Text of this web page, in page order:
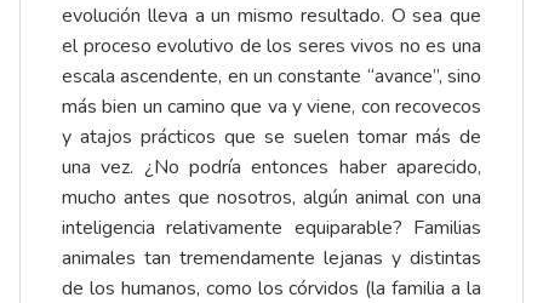
evolución lleva a un mismo resultado. O sea que
el proceso evolutivo de los seres vivos no es una
escala ascendente, en un constante “avance”, sino
más bien un camino que va y viene, con recovecos
y atajos prácticos que se suelen tomar más de
una vez. ¿No podría entonces haber aparecido,
mucho antes que nosotros, algún animal con una
inteligencia relativamente equiparable? Familias
animales tan tremendamente lejanas y distintas
de los humanos, como los córvidos (la familia a la